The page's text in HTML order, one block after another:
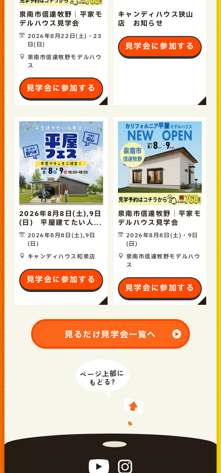
泉南市信達牧野｜平家モ
デルハウス見学会
2026年8月22日(土)・23
日(日)
泉南市信達牧野モデルハウ
ス
見学会に参加する
キャンディハウス狭山
店 お知らせ
見学会に参加する
2026年8月8日(土),9日
(日) 平屋建てたい人...
2026年8月8日(土),9日
(日)
キャンディハウス和泉店
見学会に参加する
泉南市信達牧野｜平家モ
デルハウス見学会
2026年8月8日(土)・9日
(日)
泉南市信達牧野モデルハウ
ス
見学会に参加する
見るだけ見学会一覧へ